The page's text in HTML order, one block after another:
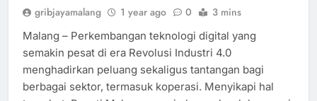
gribjayamalang 1 year ago 0 3 mins
Malang – Perkembangan teknologi digital yang
semakin pesat di era Revolusi Industri 4.0
menghadirkan peluang sekaligus tantangan bagi
berbagai sektor, termasuk koperasi. Menyikapi hal